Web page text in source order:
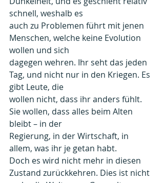
schnell, weshalb es
auch zu Problemen führt mit jenen
Menschen, welche keine Evolution
wollen und sich
dagegen wehren. Ihr seht das jeden
Tag, und nicht nur in den Kriegen. Es
gibt Leute, die
wollen nicht, dass ihr anders fühlt.
Sie wollen, dass alles beim Alten
bleibt – in der
Regierung, in der Wirtschaft, in
allem, was ihr je getan habt.
Doch es wird nicht mehr in diesen
Zustand zurückkehren. Dies ist nicht